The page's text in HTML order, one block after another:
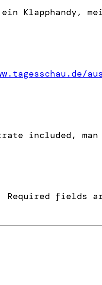
Klapphandy,
included, man
Required fields